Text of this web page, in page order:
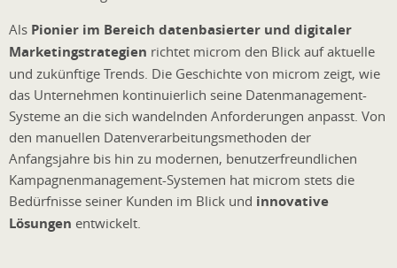
Als Pionier im Bereich datenbasierter und digitaler
Marketingstrategien richtet microm den Blick auf aktuelle
und zukünftige Trends. Die Geschichte von microm zeigt, wie
das Unternehmen kontinuierlich seine Datenmanagement-
Systeme an die sich wandelnden Anforderungen anpasst. Von
den manuellen Datenverarbeitungsmethoden der
Anfangsjahre bis hin zu modernen, benutzerfreundlichen
Kampagnenmanagement-Systemen hat microm stets die
Bedürfnisse seiner Kunden im Blick und innovative
Lösungen entwickelt.